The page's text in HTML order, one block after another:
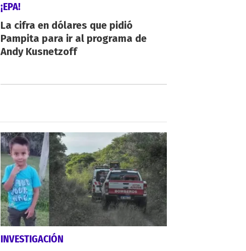
¡EPA!
La cifra en dólares que pidió
Pampita para ir al programa de
Andy Kusnetzoff
INVESTIGACIÓN